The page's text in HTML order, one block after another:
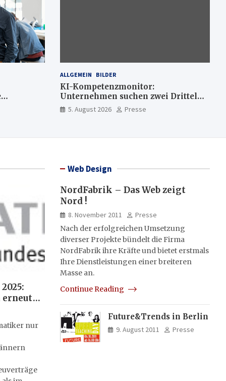
ALLGEMEIN BILDER
KI-Kompetenzmonitor:
Unternehmen suchen zwei Drittel
mehr KI-Experten
5. August 2026 Presse
erneut
nur
Web Design
NordFabrik – Das Web zeigt
Nord !
8. November 2011
Presse
Nach der erfolgreichen Umsetzung
diverser Projekte bündelt die Firma
NordFabrik ihre Kräfte und bietet erstmals
Ihre Dienstleistungen einer breiteren
Masse an.
Continue Reading
Future&Trends in Berlin
9. August 2011 Presse